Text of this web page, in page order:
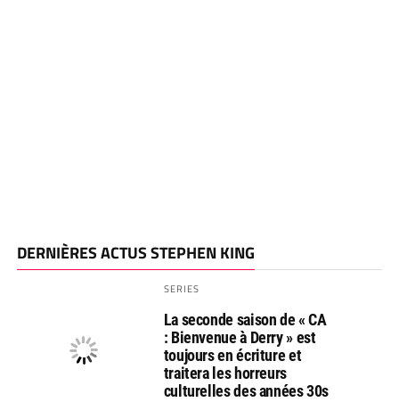
DERNIÈRES ACTUS STEPHEN KING
SERIES
La seconde saison de « CA
: Bienvenue à Derry » est
toujours en écriture et
traitera les horreurs
culturelles des années 30s